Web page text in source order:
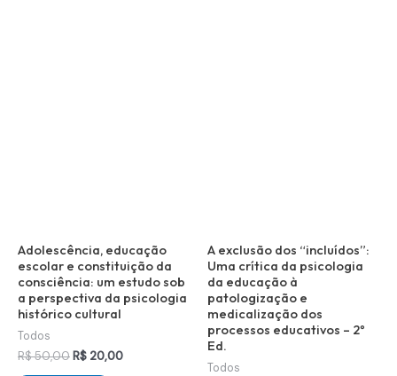
Adolescência, educação
escolar e constituição da
consciência: um estudo sob
a perspectiva da psicologia
histórico cultural
Todos
R$50,00O
R$ 20,00O
A exclusão dos “incluídos”:
Uma crítica da psicologia
da educação à
patologização e
medicalização dos
processos educativos – 2º
Ed.
Todos